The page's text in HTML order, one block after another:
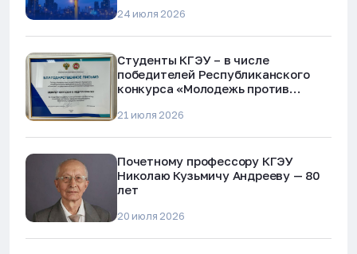
24 июля 2026
Студенты КГЭУ – в числе
победителей Республиканского
конкурса «Молодежь против
мошенничества»
21 июля 2026
Почетному профессору КГЭУ
Николаю Кузьмичу Андрееву — 80
лет
20 июля 2026